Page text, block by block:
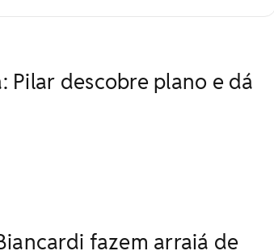
Pilar descobre plano e dá
fazem arraiá de